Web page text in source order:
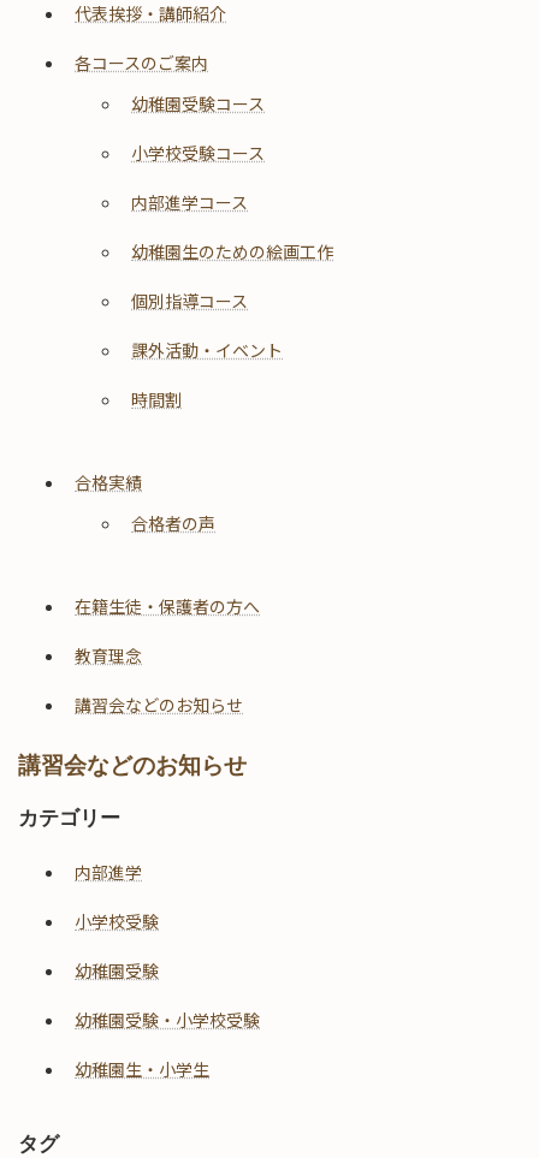
代表挨拶・講師紹介
各コースのご案内
幼稚園受験コース
小学校受験コース
内部進学コース
幼稚園生のための絵画工作
個別指導コース
課外活動・イベント
時間割
合格実績
合格者の声
在籍生徒・保護者の方へ
教育理念
講習会などのお知らせ
講習会などのお知らせ
カテゴリー
内部進学
小学校受験
幼稚園受験
幼稚園受験・小学校受験
幼稚園生・小学生
タグ